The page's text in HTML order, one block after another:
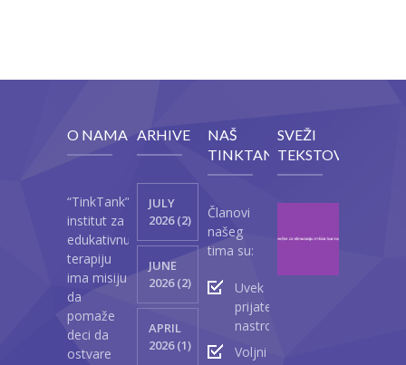
O NAMA
“TinkTank”
institut za
edukativnu
terapiju
ima misiju
da
pomaže
deci da
ostvare
ARHIVE
JULY
2026 (2)
JUNE
2026 (2)
APRIL
2026 (1)
NAŠ
TINKTANK
Članovi
našeg
tima su:
Uvek
prijateljski
nastrojeni
Voljni
SVEŽI
TEKSTOVI